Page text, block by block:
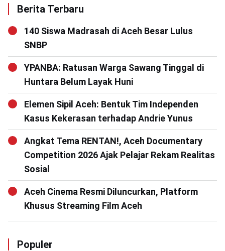
Berita Terbaru
140 Siswa Madrasah di Aceh Besar Lulus
SNBP
YPANBA: Ratusan Warga Sawang Tinggal di
Huntara Belum Layak Huni
Elemen Sipil Aceh: Bentuk Tim Independen
Kasus Kekerasan terhadap Andrie Yunus
Angkat Tema RENTAN!, Aceh Documentary
Competition 2026 Ajak Pelajar Rekam Realitas
Sosial
Aceh Cinema Resmi Diluncurkan, Platform
Khusus Streaming Film Aceh
Populer